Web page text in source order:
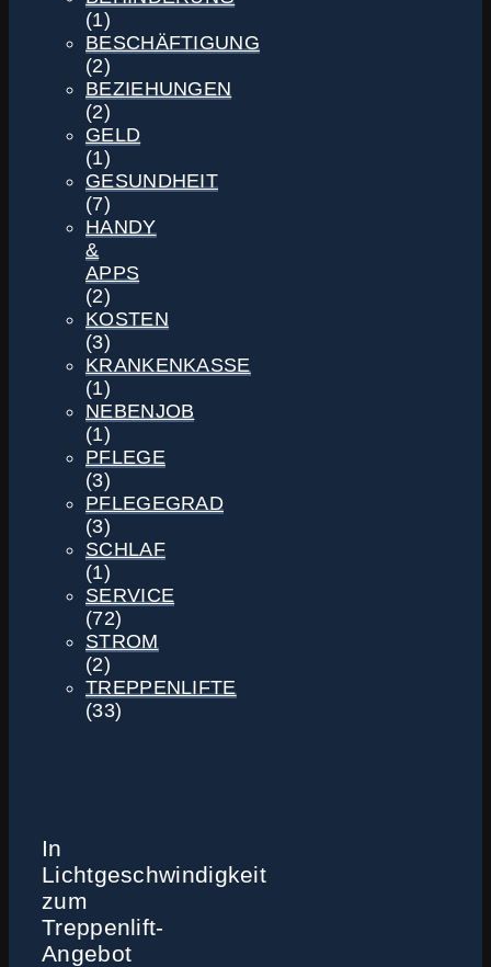
(1)
BESCHÄFTIGUNG
(2)
BEZIEHUNGEN
(2)
GELD
(1)
GESUNDHEIT
(7)
HANDY
&
APPS
(2)
KOSTEN
(3)
KRANKENKASSE
(1)
NEBENJOB
(1)
PFLEGE
(3)
PFLEGEGRAD
(3)
SCHLAF
(1)
SERVICE
(72)
STROM
(2)
TREPPENLIFTE
(33)
In
Lichtgeschwindigkeit
zum
Treppenlift-
Angebot